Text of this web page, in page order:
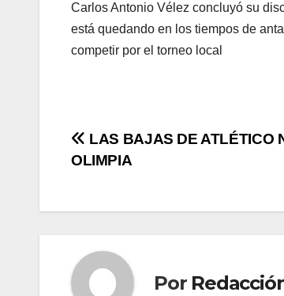
Carlos Antonio Vélez concluyó su
está quedando en los tiempos de
competir por el torneo local
LAS BAJAS DE ATLÉTICO
OLIMPIA
Por